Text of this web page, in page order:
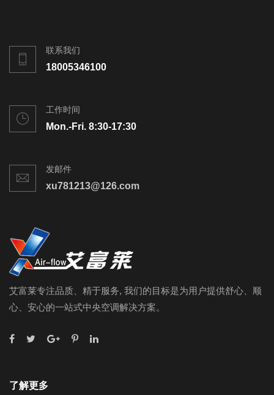
联系我们
18005346100
工作时间
Mon.-Fri. 8:30-17:30
发邮件
xu781213@126.com
艾富莱专注品质、精于服务, 我们的目标是为用户提供舒心、顺
心、安心的一站式中央空调解决方案。
了解更多